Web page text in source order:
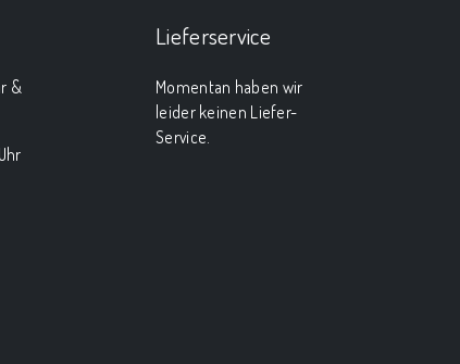
&
Lieferservice
Momentan haben wir
leider keinen Liefer-
Service.